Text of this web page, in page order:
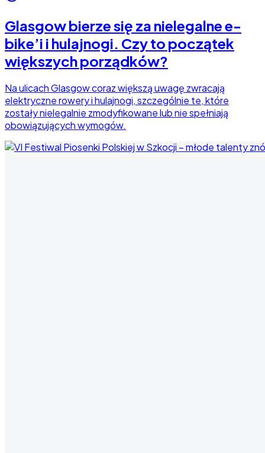
Glasgow bierze się za nielegalne e-
bike’i i hulajnogi. Czy to początek
większych porządków?
Na ulicach Glasgow coraz większą uwagę zwracają
elektryczne rowery i hulajnogi, szczególnie te, które
zostały nielegalnie zmodyfikowane lub nie spełniają
obowiązujących wymogów.